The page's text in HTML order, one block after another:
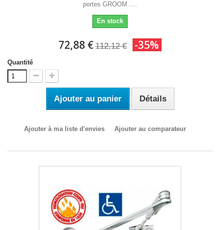
portes GROOM ....
En stock
72,88 € 112,12 € -35%
Quantité
Ajouter au panier Détails
Ajouter à ma liste d'envies Ajouter au comparateur